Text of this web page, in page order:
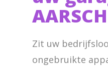
Zit uw
ongebruikte